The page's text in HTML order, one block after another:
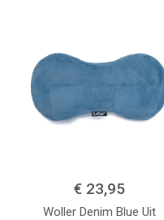
€ 23,95
Woller Denim Blue Uit